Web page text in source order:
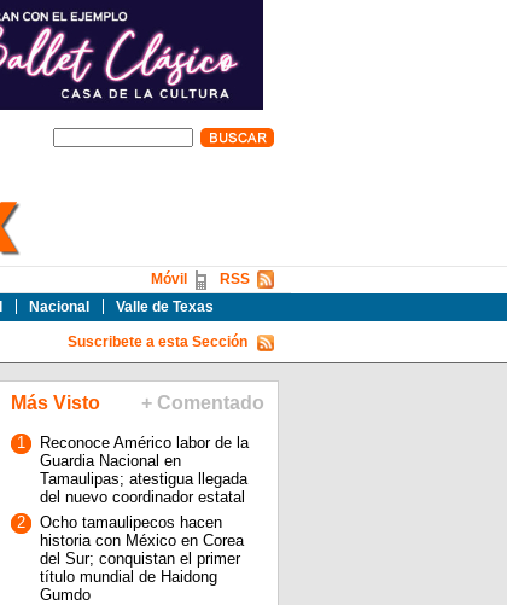
Nacional Valle de Texas
RSS
Móvil
Suscribete a esta Sección
Más Visto + Comentado
1
Reconoce Américo labor de la
Guardia Nacional en
Tamaulipas; atestigua llegada
del nuevo coordinador estatal
2
Ocho tamaulipecos hacen
historia con México en Corea
del Sur; conquistan el primer
título mundial de Haidong
Gumdo